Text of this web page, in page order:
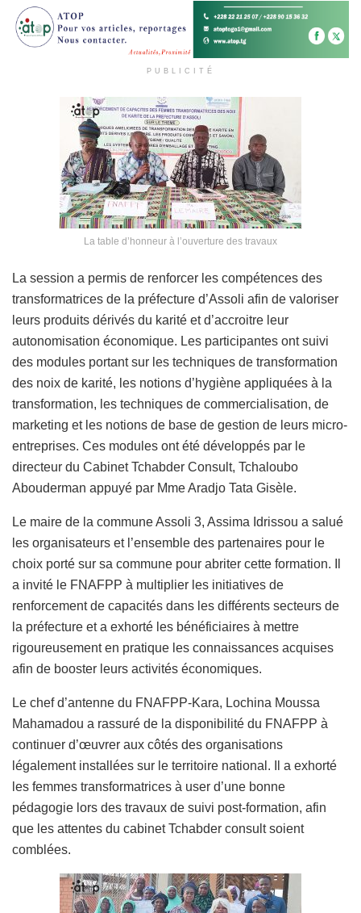
PUBLICITÉ
La table d’honneur à l’ouverture des travaux
La session a permis de renforcer les compétences des
transformatrices de la préfecture d’Assoli afin de valoriser
leurs produits dérivés du karité et d’accroitre leur
autonomisation économique. Les participantes ont suivi
des modules portant sur les techniques de transformation
des noix de karité, les notions d’hygiène appliquées à la
transformation, les techniques de commercialisation, de
marketing et les notions de base de gestion de leurs micro-
entreprises. Ces modules ont été développés par le
directeur du Cabinet Tchabder Consult, Tchaloubo
Abouderman appuyé par Mme Aradjo Tata Gisèle.
Le maire de la commune Assoli 3, Assima Idrissou a salué
les organisateurs et l’ensemble des partenaires pour le
choix porté sur sa commune pour abriter cette formation. Il
a invité le FNAFPP à multiplier les initiatives de
renforcement de capacités dans les différents secteurs de
la préfecture et a exhorté les bénéficiaires à mettre
rigoureusement en pratique les connaissances acquises
afin de booster leurs activités économiques.
Le chef d’antenne du FNAFPP-Kara, Lochina Moussa
Mahamadou a rassuré de la disponibilité du FNAFPP à
continuer d’œuvrer aux côtés des organisations
légalement installées sur le territoire national. Il a exhorté
les femmes transformatrices à user d’une bonne
pédagogie lors des travaux de suivi post-formation, afin
que les attentes du cabinet Tchabder consult soient
comblées.